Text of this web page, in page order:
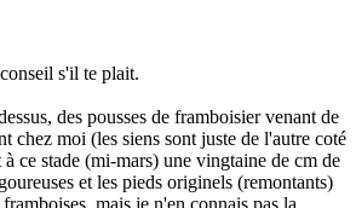
s'il te plait.
des pousses de framboisier venant de
chez moi (les siens sont juste de l'autre coté
ce stade (mi-mars) une vingtaine de cm de
et les pieds originels (remontants)
mais je n'en connais pas la